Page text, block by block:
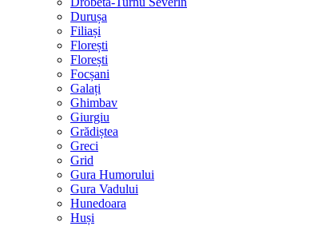
Durușa
Filiași
Florești
Florești
Focșani
Galați
Ghimbav
Giurgiu
Grădiștea
Greci
Grid
Gura Humorului
Gura Vadului
Hunedoara
Huși